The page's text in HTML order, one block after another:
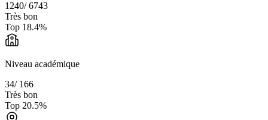
1240/6743
Très bon
Top 18.4%
Niveau académique
34/ 166
Très bon
Top 20.5%